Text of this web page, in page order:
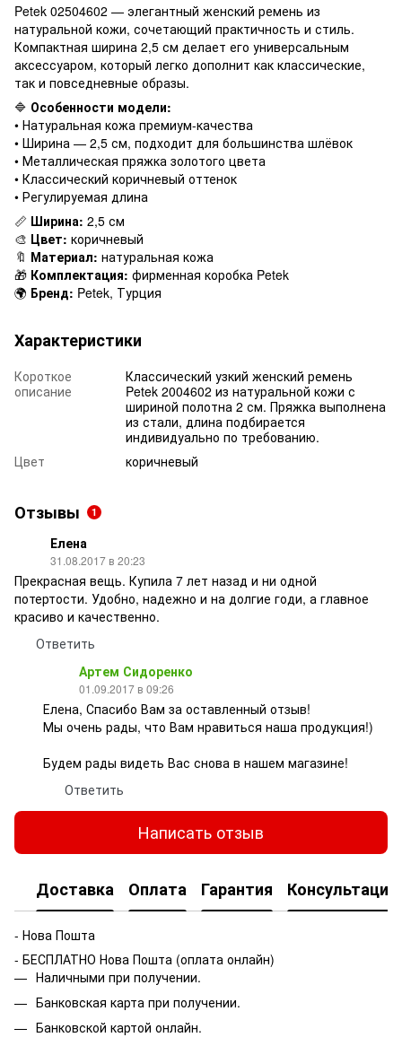
Petek 02504602 — элегантный женский ремень из
натуральной кожи, сочетающий практичность и стиль.
Компактная ширина 2,5 см делает его универсальным
аксессуаром, который легко дополнит как классические,
так и повседневные образы.
🔷 Особенности модели:
• Натуральная кожа премиум-качества
• Ширина — 2,5 см, подходит для большинства шлёвок
• Металлическая пряжка золотого цвета
• Классический коричневый оттенок
• Регулируемая длина
📏 Ширина: 2,5 см
🎨 Цвет: коричневый
🔖 Материал: натуральная кожа
🎁 Комплектация: фирменная коробка Petek
🌍 Бренд: Petek, Турция
Характеристики
Короткое
описание
Классический узкий женский ремень
Petek 2004602 из натуральной кожи с
шириной полотна 2 см. Пряжка выполнена
из стали, длина подбирается
индивидуально по требованию.
Цвет
коричневый
Отзывы 1
Елена
31.08.2017 в 20:23
Прекрасная вещь. Купила 7 лет назад и ни одной
потертости. Удобно, надежно и на долгие годи, а главное
красиво и качественно.
Ответить
Артем Сидоренко
01.09.2017 в 09:26
Елена, Спасибо Вам за оставленный отзыв!
Мы очень рады, что Вам нравиться наша продукция!)
Будем рады видеть Вас снова в нашем магазине!
Ответить
Написать отзыв
Доставка Оплата Гарантия Консультация
- Нова Пошта
- БЕСПЛАТНО Нова Пошта (оплата онлайн)
Наличными при получении.
Банковская карта при получении.
Банковской картой онлайн.